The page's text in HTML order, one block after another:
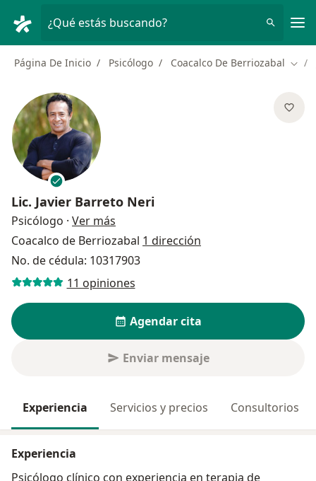
¿Qué estás buscando?
Página De Inicio Psicólogo Coacalco De Berriozabal
Lic. Javier Barreto Neri
Psicólogo · Ver más
Coacalco de Berriozabal 1 dirección
No. de cédula: 10317903
11 opiniones
Agendar cita
Enviar mensaje
Experiencia Servicios y precios Consultorios
Experiencia
Psicólogo clínico con experiencia en terapia de